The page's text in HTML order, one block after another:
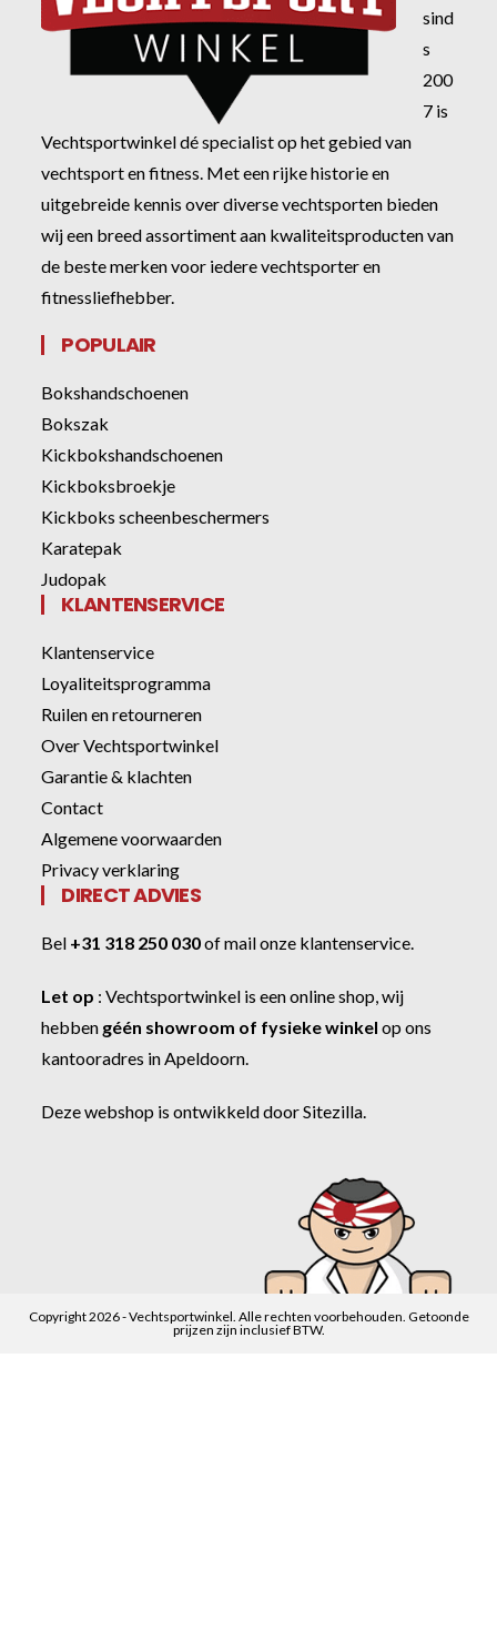
sind
s
200
7 is
Vechtsportwinkel dé specialist op het gebied van
vechtsport en fitness. Met een rijke historie en
uitgebreide kennis over diverse vechtsporten bieden
wij een breed assortiment aan kwaliteitsproducten van
de beste merken voor iedere vechtsporter en
fitnessliefhebber.
POPULAIR
Bokshandschoenen
Bokszak
Kickbokshandschoenen
Kickboksbroekje
Kickboks scheenbeschermers
Karatepak
Judopak
KLANTENSERVICE
Klantenservice
Loyaliteitsprogramma
Ruilen en retourneren
Over Vechtsportwinkel
Garantie & klachten
Contact
Algemene voorwaarden
Privacy verklaring
DIRECT ADVIES
Bel +31 318 250 030ofmail onze klantenservice
Let op :Vechtsportwinkel is een online shop, wij
hebben géén showroom of fysieke winkel op ons
kantooradres in Apeldoorn.
Deze webshop is ontwikkeld doorSitezilla
Copyright 2026 - Vechtsportwinkel. Alle rechten voorbehouden. Getoonde
prijzen zijn inclusief BTW.